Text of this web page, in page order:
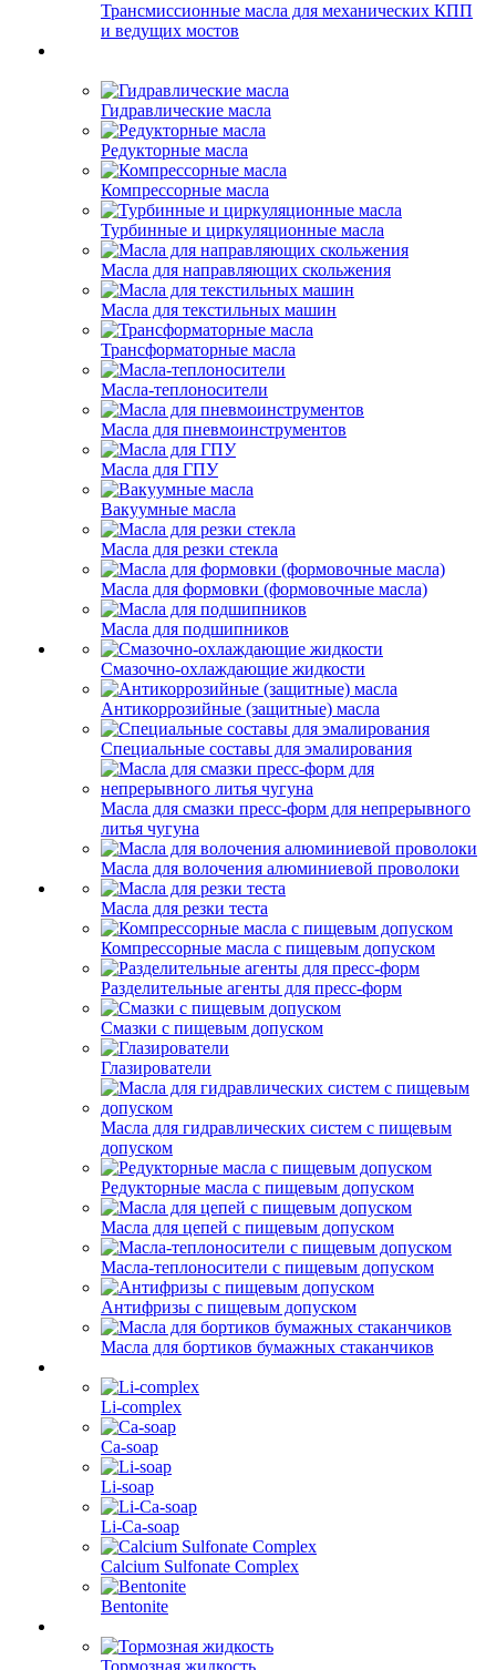
Трансмиссионные масла для механических КПП
и ведущих мостов
Гидравлические масла
Редукторные масла
Компрессорные масла
Турбинные и циркуляционные масла
Масла для направляющих скольжения
Масла для текстильных машин
Трансформаторные масла
Масла-теплоносители
Масла для пневмоинструментов
Масла для ГПУ
Вакуумные масла
Масла для резки стекла
Масла для формовки (формовочные масла)
Масла для подшипников
Смазочно-охлаждающие жидкости
Антикоррозийные (защитные) масла
Специальные составы для эмалирования
Масла для смазки пресс-форм для непрерывного
литья чугуна
Масла для волочения алюминиевой проволоки
Масла для резки теста
Компрессорные масла с пищевым допуском
Разделительные агенты для пресс-форм
Смазки с пищевым допуском
Глазирователи
Масла для гидравлических систем с пищевым
допуском
Редукторные масла с пищевым допуском
Масла для цепей с пищевым допуском
Масла-теплоносители с пищевым допуском
Антифризы с пищевым допуском
Масла для бортиков бумажных стаканчиков
Li-complex
Ca-soap
Li-soap
Li-Ca-soap
Calcium Sulfonate Complex
Bentonite
Тормозная жидкость